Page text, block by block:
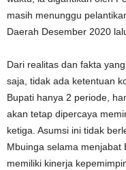
masih menunggu
Daerah Desember 2020
Dari realitas dan fakta
saja, tidak ada ketentuan
Bupati hanya 2 periode,
akan tetap dipercaya
ketiga. Asumsi ini tidak
Mbuinga selama menjabat
memiliki kinerja